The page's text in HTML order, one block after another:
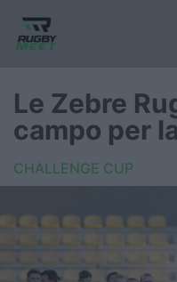
Nazionale
Nazionali giovanili
Rugby Sevens
FIR
Le Zebre
campo per
CHALLENGE CUP